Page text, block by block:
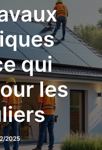
qui
les
2025